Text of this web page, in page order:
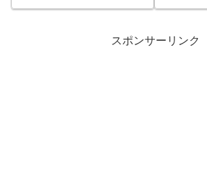
スポンサーリンク